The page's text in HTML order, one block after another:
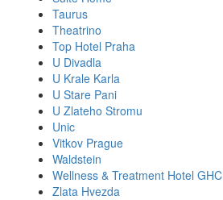
Taurus
Theatrino
Top Hotel Praha
U Divadla
U Krale Karla
U Stare Pani
U Zlateho Stromu
Unic
Vitkov Prague
Waldstein
Wellness & Treatment Hotel GHC
Zlata Hvezda